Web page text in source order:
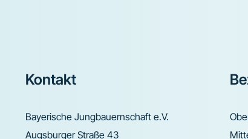
Footer
Kontakt
Bayerische Jungbauernschaft e.V.
Augsburger Straße 43